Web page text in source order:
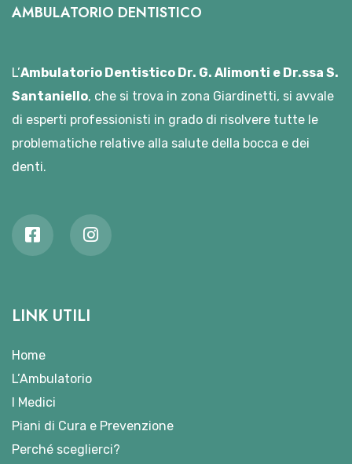
AMBULATORIO DENTISTICO
L’Ambulatorio Dentistico Dr. G. Alimonti e Dr.ssa S.
Santaniello, che si trova in zona Giardinetti, si avvale
di esperti professionisti in grado di risolvere tutte le
problematiche relative alla salute della bocca e dei
denti.
LINK UTILI
Home
L’Ambulatorio
I Medici
Piani di Cura e Prevenzione
Perché sceglierci?